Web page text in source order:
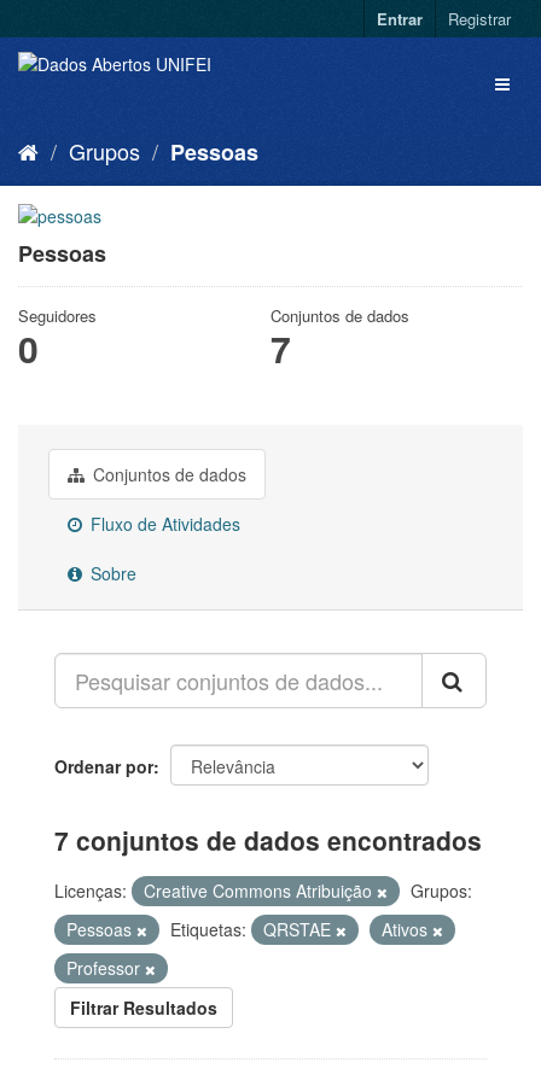
Entrar Registrar
Grupos Pessoas
Pessoas
Seguidores
0
Conjuntos de dados
7
Conjuntos de dados
Fluxo de Atividades
Sobre
Ordenar por
7 conjuntos de dados encontrados
Licenças: Creative Commons Atribuição
Grupos:
Pessoas
Etiquetas: QRSTAE
Ativos
Professor
Filtrar Resultados